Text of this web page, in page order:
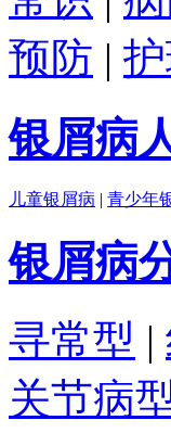
预防 |
银屑病
儿童银屑病 | 青少年
银屑病
寻常型 |
关节病